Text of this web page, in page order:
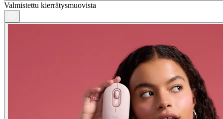
Valmistettu kierrätysmuovista